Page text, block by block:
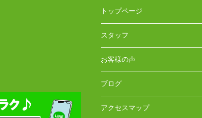
トップページ
スタッフ
お客様の声
ブログ
アクセスマップ